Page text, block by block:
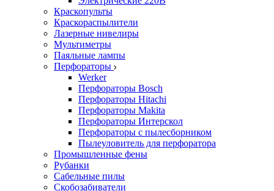
Краскопульты
Краскораспылители
Лазерные нивелиры
Мультиметры
Паяльные лампы
Перфораторы
Werker
Перфораторы Bosch
Перфораторы Hitachi
Перфораторы Makita
Перфораторы Интерскол
Перфораторы с пылесборником
Пылеуловитель для перфоратора
Промышленные фены
Рубанки
Сабельные пилы
Скобозабиватели